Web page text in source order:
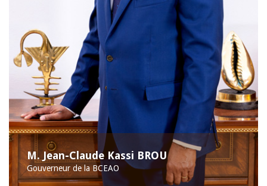
M. Jean-Claude Kassi BROU
Gouverneur de la BCEAO